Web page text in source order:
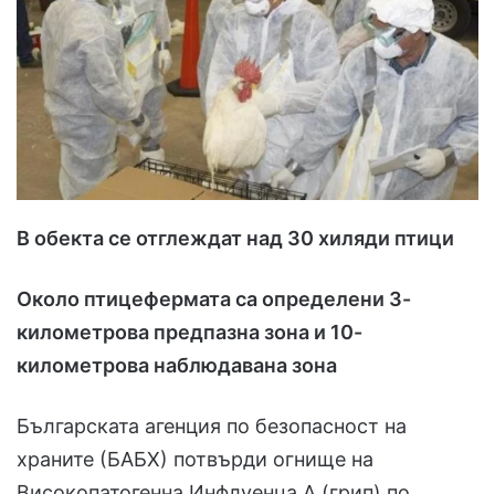
X
e
m
a
i
l
В обекта се отглеждат над 30 хиляди птици
Около птицефермата са определени 3-
километрова предпазна зона и 10-
километрова наблюдавана зона
Българската агенция по безопасност на
храните (БАБХ) потвърди огнище на